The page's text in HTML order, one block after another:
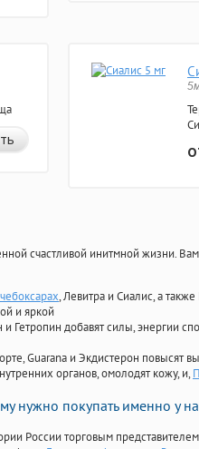
счастливой инитмной жизни.
, Левитра и Сиалис, а
и яркой
Гетропин добавят силы, энергии
Guarana и Экдистерон повысят
органов, омолодят кожу, и,
нужно покупать именно у
России торговым